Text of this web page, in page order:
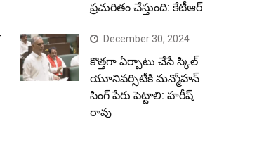
ప్రచురితం చేస్తుంది: కేటీఆర్
December 30, 2024
కొత్తగా ఏర్పాటు చేసే స్కిల్
యూనివర్సిటీకి మన్మోహన్
సింగ్ పేరు పెట్టాలి: హరీష్
రావు